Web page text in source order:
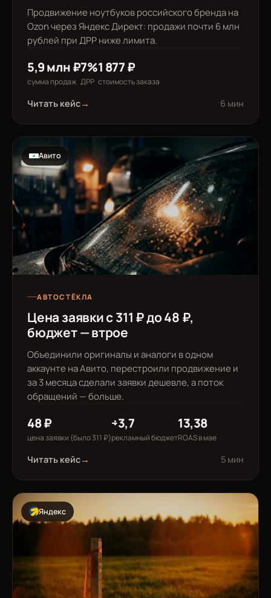
Продвижение ноутбуков российского бренда на
Ozon через Яндекс Директ: продажи почти 6 млн
рублей при ДРР ниже лимита.
5,9 млн ₽
сумма продаж
7%
ДРР
1 877 ₽
стоимость заказа
Читать кейс→ 6 мин
Авито
АВТОСТЁКЛА
Цена заявки с 311 ₽ до 48 ₽,
бюджет — втрое
Объединили оригиналы и аналоги в одном
аккаунте на Авито, перестроили продвижение и
за 3 месяца сделали заявки дешевле, а поток
обращений — больше.
48 ₽
цена заявки (было 311 ₽)
÷3,7
рекламный бюджет
13,38
ROAS в мае
Читать кейс→ 5 мин
Яндекс